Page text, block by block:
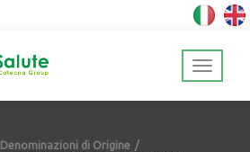
Denominazioni di Origine